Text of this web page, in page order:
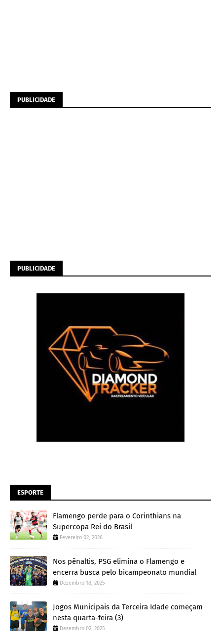
PUBLICIDADE
PUBLICIDADE
ESPORTE
Flamengo perde para o Corinthians na
Supercopa Rei do Brasil
Fevereiro 02, 2026
Nos pênaltis, PSG elimina o Flamengo e
encerra busca pelo bicampeonato mundial
Dezembro 18, 2025
Jogos Municipais da Terceira Idade começam
nesta quarta-feira (3)
Dezembro 02, 2025